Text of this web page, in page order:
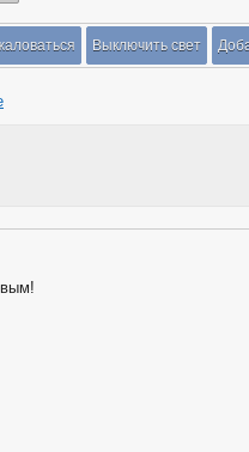
Выключить свет